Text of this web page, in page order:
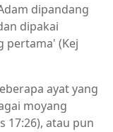
dipandang
dipakai
pertama' (Kej
ayat yang
moyang
17:26), atau pun